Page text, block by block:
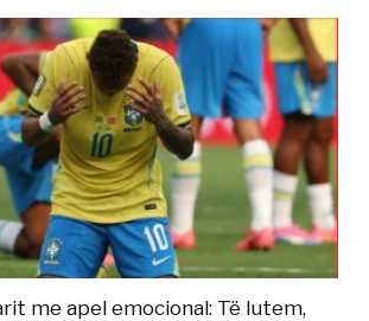
me apel emocional: Të lutem,